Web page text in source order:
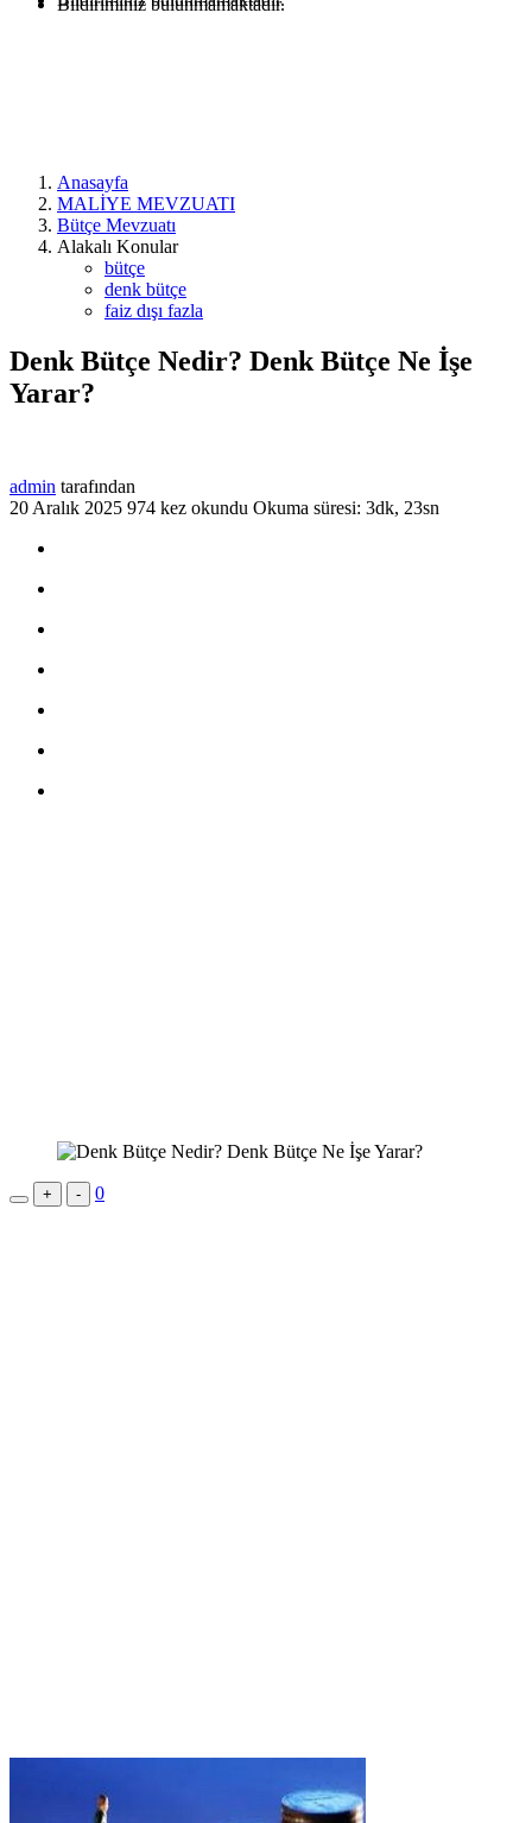
Bildiriminiz bulunmamaktadır.
Anasayfa
MALİYE MEVZUATI
Bütçe Mevzuatı
Alakalı Konular
bütçe
denk bütçe
faiz dışı fazla
Denk Bütçe Nedir? Denk Bütçe Ne İşe
Yarar?
admin tarafından
20 Aralık 2025 974 kez okundu Okuma süresi: 3dk, 23sn
+ - 0